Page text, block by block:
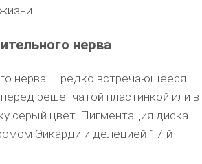
нерва
нерва — редко встречающееся
решетчатой пластинкой или в
серый цвет. Пигментация диска
Эикарди и делецией 17-й